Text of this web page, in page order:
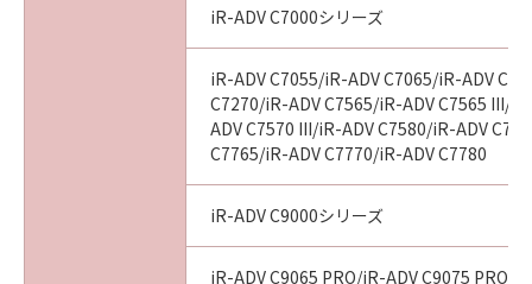
(3)お客様が本契約書のいずれかの条項に違反し
た場合、本契約書は直ちに終了します。
(4)お客様は、上記(3)による本契約書の終了後
直ちに、「許諾ソフトウェア」およびその複製
物のすべてをアンインストール、廃棄および消
９．U.S. GOVERNMENT RESTRICTED RIGHTS
iR-ADV C7000シリーズ
iR-ADV C7055/iR-ADV C7065/iR-ADV
C7270/iR-ADV C7565/iR-ADV C7565 III/
ADV C7570 III/iR-ADV C7580/iR-ADV
C7765/iR-ADV C7770/iR-ADV C7780
iR-ADV C9000シリーズ
iR-ADV C9065 PRO/iR-ADV C9075 PRO/